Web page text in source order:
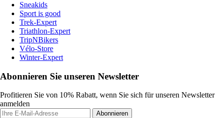
Sneakids
Sport is good
Trek-Expert
Triathlon-Expert
TripNBikers
Vélo-Store
Winter-Expert
Abonnieren Sie unseren Newsletter
Profitieren Sie von 10% Rabatt, wenn Sie sich für unseren Newsletter
anmelden
Abonnieren